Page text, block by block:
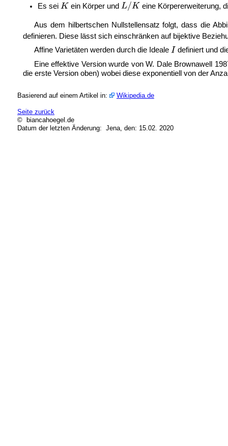
Es sei ein Körper und eine Körpererweiterung,
Aus dem hilbertschen Nullstellensatz folgt, dass die
definieren. Diese lässt sich einschränken auf bijektive
Affine Varietäten werden durch die Ideale
definiert und
Eine effektive Version wurde von W. Dale Brownawell
die erste Version oben) wobei diese exponentiell von der
Basierend auf einem Artikel in: Wikipedia.de
Seite zurück
© biancahoegel.de
Datum der letzten Änderung: Jena, den: 15.02. 2020